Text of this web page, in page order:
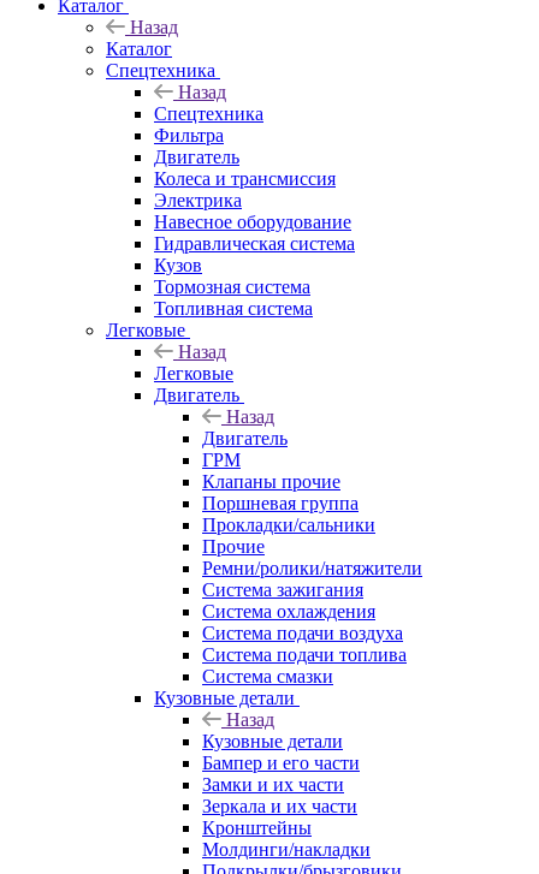
Каталог
Назад
Каталог
Спецтехника
Назад
Спецтехника
Фильтра
Двигатель
Колеса и трансмиссия
Электрика
Навесное оборудование
Гидравлическая система
Кузов
Тормозная система
Топливная система
Легковые
Назад
Легковые
Двигатель
Назад
Двигатель
ГРМ
Клапаны прочие
Поршневая группа
Прокладки/сальники
Прочие
Ремни/ролики/натяжители
Система зажигания
Система охлаждения
Система подачи воздуха
Система подачи топлива
Система смазки
Кузовные детали
Назад
Кузовные детали
Бампер и его части
Замки и их части
Зеркала и их части
Кронштейны
Молдинги/накладки